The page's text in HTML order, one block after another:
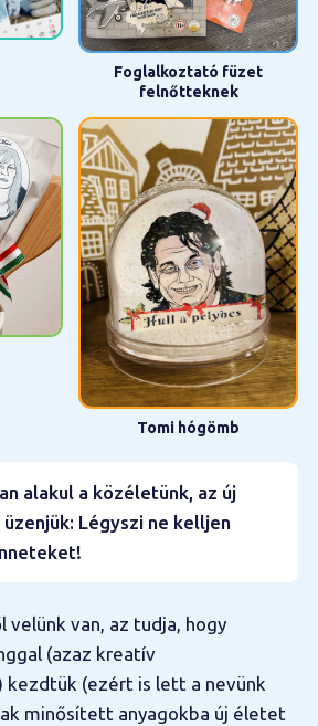
Foglalkoztató füzet
felnőtteknek
Tomi hógömb
alakul a közéletünk, az új
Légyszi ne kelljen
velünk van, az tudja, hogy
(azaz kreatív
kezdtük (ezért is lett a nevünk
minősített anyagokba új életet